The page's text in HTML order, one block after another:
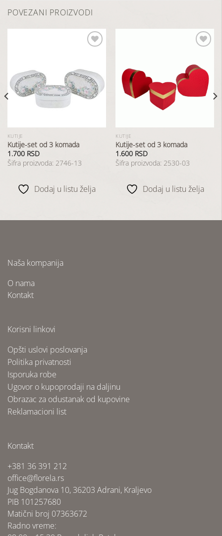
POVEZANI PROIZVODI
Dodaj
u
listu
želja
KUTIJE
Kutije-set od 3 komada
1.700 RSD
Šifra proizvoda: 2746-13
Dodaj u listu želja
Dodaj
želja
KUTIJE
Kutije-set od 3 komada
1.600 RSD
Šifra proizvoda: 2530-03
Dodaj u listu želja
Naša kompanija
O nama
Kontakt
Korisni linkovi
Opšti uslovi poslovanja
Politika privatnosti
Isporuka robe
Ugovor o kupoprodaji na daljinu
Obrazac za odustanak od kupovine
Reklamacioni list
Kontakt
+381 36 391 212
office@florela.rs
Jug Bogdanova 10, 36203 Adrani, Kraljevo
PIB 101257680
Matični broj 07363672
Radno vreme: